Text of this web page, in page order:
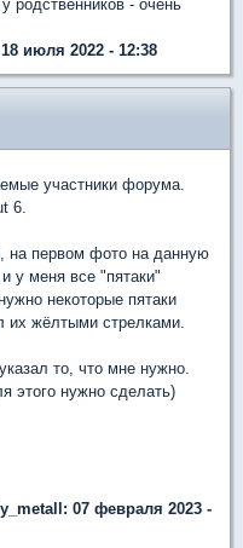
родственников - очень
июля 2022 - 12:38
участники форума.
6.
на первом фото на данную
у меня все "пятаки"
некоторые пятаки
их жёлтыми стрелками.
то, что мне нужно.
этого нужно сделать)
07 февраля 2023 -